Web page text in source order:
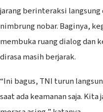
jarang berinteraksi
nimbrung nobar. Baginya,
membuka ruang dialog dan
dirasa masih berjarak.
“Ini bagus, TNI turun
saat ada keamanan saja.